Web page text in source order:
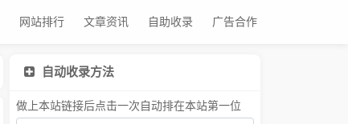
网站排行 文章资讯 自助收录 广告合作
自动收录方法
做上本站链接后点击一次自动排在本站第一位